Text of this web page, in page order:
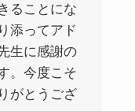
ることにな
添ってアド
生に感謝の
。今度こそ
がとうござ